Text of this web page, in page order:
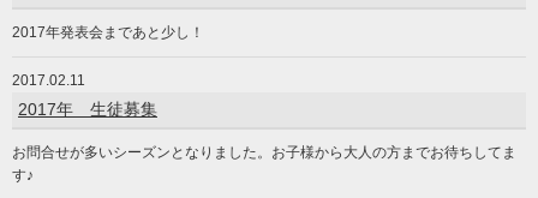
2017年発表会まであと少し！
2017.02.11
2017年 生徒募集
お問合せが多いシーズンとなりました。お子様から大人の方までお待ちしてま
す♪